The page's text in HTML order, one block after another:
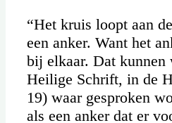
“Het kruis loopt aan
een anker. Want het
bij elkaar. Dat kunnen
Heilige Schrift, in de
19) waar gesproken
als een anker dat er